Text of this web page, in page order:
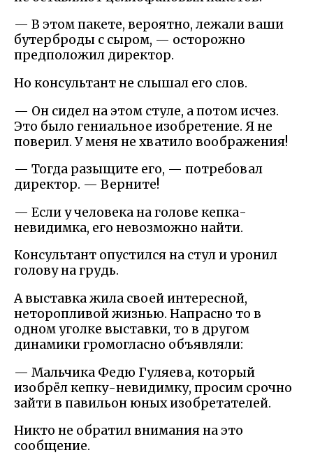
— В этом пакете, вероятно, лежали ваши
бутерброды с сыром, — осторожно
предположил директор.
Но консультант не слышал его слов.
— Он сидел на этом стуле, а потом исчез.
Это было гениальное изобретение. Я не
поверил. У меня не хватило воображения!
— Тогда разыщите его, — потребовал
директор. — Верните!
— Если у человека на голове кепка-
невидимка, его невозможно найти.
Консультант опустился на стул и уронил
голову на грудь.
А выставка жила своей интересной,
неторопливой жизнью. Напрасно то в
одном уголке выставки, то в другом
динамики громогласно объявляли:
— Мальчика Федю Гуляева, который
изобрёл кепку-невидимку, просим срочно
зайти в павильон юных изобретателей.
Никто не обратил внимания на это
сообщение.